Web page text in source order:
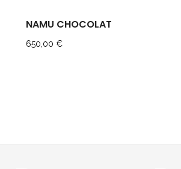
NAMU CHOCOLAT
Prix
650,00 €